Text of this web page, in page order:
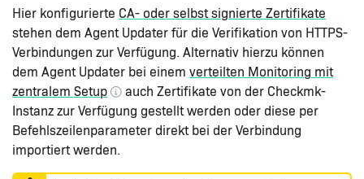
Hier konfigurierte CA- oder selbst signierte Zertifikate
stehen dem Agent Updater für die Verifikation von HTTPS-
Verbindungen zur Verfügung. Alternativ hierzu können
dem Agent Updater bei einem verteilten Monitoring mit
zentralem Setup
auch Zertifikate von der Checkmk-
Instanz zur Verfügung gestellt werden oder diese per
Befehlszeilenparameter direkt bei der Verbindung
importiert werden.